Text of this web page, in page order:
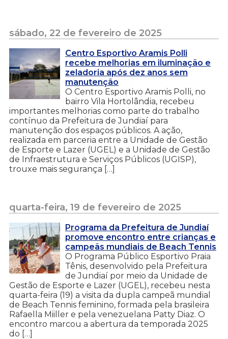
sábado, 22 de fevereiro de 2025
Centro Esportivo Aramis Polli
recebe melhorias em iluminação e
zeladoria após dez anos sem
manutenção
O Centro Esportivo Aramis Polli, no
bairro Vila Hortolândia, recebeu
importantes melhorias como parte do trabalho
contínuo da Prefeitura de Jundiaí para
manutenção dos espaços públicos. A ação,
realizada em parceria entre a Unidade de Gestão
de Esporte e Lazer (UGEL) e a Unidade de Gestão
de Infraestrutura e Serviços Públicos (UGISP),
trouxe mais segurança […]
quarta-feira, 19 de fevereiro de 2025
Programa da Prefeitura de Jundiaí
promove encontro entre crianças e
campeãs mundiais de Beach Tennis
O Programa Público Esportivo Praia
Tênis, desenvolvido pela Prefeitura
de Jundiaí por meio da Unidade de
Gestão de Esporte e Lazer (UGEL), recebeu nesta
quarta-feira (19) a visita da dupla campeã mundial
de Beach Tennis feminino, formada pela brasileira
Rafaella Miiller e pela venezuelana Patty Diaz. O
encontro marcou a abertura da temporada 2025
do […]